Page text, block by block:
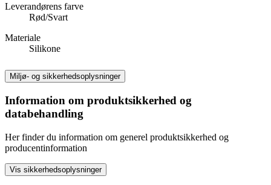
Leverandørens farve
Rød/Svart
Materiale
Silikone
Miljø- og sikkerhedsoplysninger
Information om produktsikkerhed og
databehandling
Her finder du information om generel produktsikkerhed og
producentinformation
Vis sikkerhedsoplysninger